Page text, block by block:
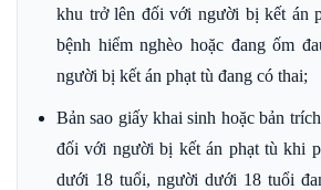
khu trở lên đối với người bị kết án
bệnh hiểm nghèo hoặc đang ốm
người bị kết án phạt tù đang có thai;
Bản sao giấy khai sinh hoặc bản
đối với người bị kết án phạt tù khi
dưới 18 tuổi, người dưới 18 tuổi